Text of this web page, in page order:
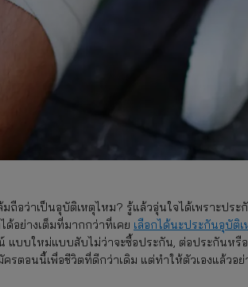
ถือว่าเป็นอุบัติเหตุไหม? รู้แล้วอุ่นใจได้เพราะปร
อย่างเต็มที่มากกว่าที่เคย เลือกได้นะประกันอุบัติ
แบบใหม่แบบสับไม่ว่าจะซื้อประกัน, ต่อประกันหรื
ครตอนนี้เพื่อชีวิตที่ดีกว่าเดิม แต่ทำให้ตัวเองแล้